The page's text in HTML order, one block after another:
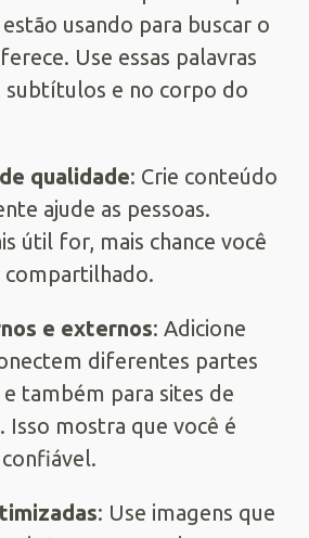
estão usando para buscar o
Use essas palavras
e no corpo do
qualidade: Crie conteúdo
ajude as pessoas.
útil for, mais chance você
e externos: Adicione
diferentes partes
também para sites de
Isso mostra que você é
: Use imagens que